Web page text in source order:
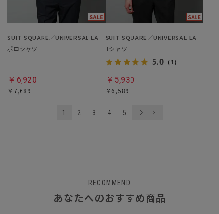
SUIT SQUARE／UNIVERSAL LANGUAGE
ポロシャツ
￥6,920
￥7,689
SUIT SQUARE／UNIVERSAL LANGUAGE
Tシャツ
5.0 （1）
￥5,930
￥6,589
1 2 3 4 5
RECOMMEND
あなたへのおすすめ商品